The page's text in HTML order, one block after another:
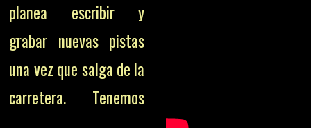
planea escribir y
grabar nuevas pistas
una vez que salga de la
carretera. Tenemos